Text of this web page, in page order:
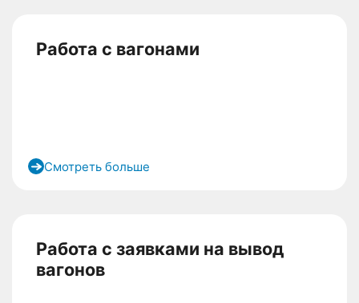
Работа с вагонами
Смотреть больше
Работа с заявками на вывод
вагонов